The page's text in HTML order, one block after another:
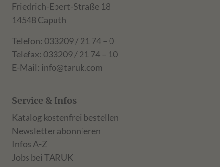
Friedrich-Ebert-Straße 18
14548 Caputh
Telefon: 033209 / 21 74 – 0
Telefax: 033209 / 21 74 – 10
E-Mail: info@taruk.com
Service & Infos
Katalog kostenfrei bestellen
Newsletter abonnieren
Infos A-Z
Jobs bei TARUK